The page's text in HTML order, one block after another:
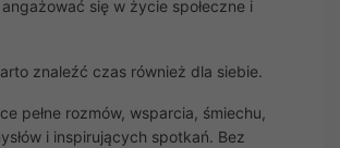
się w życie społeczne i
znaleźć czas również dla siebie.
pełne rozmów, wsparcia, śmiechu,
i inspirujących spotkań. Bez